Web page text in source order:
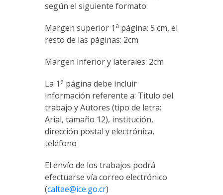
según el siguiente formato:
Margen superior 1 a página: 5 cm, el
resto de las páginas: 2cm
Margen inferior y laterales: 2cm
La 1 a página debe incluir
información referente a: Titulo del
trabajo y Autores (tipo de letra:
Arial, tamaño 12), institución,
dirección postal y electrónica,
teléfono
El envío de los trabajos podrá
efectuarse vía correo electrónico
(caltae@ice.go.cr)